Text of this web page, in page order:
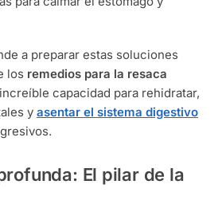
a preparar estas soluciones
los remedios para la resaca
capacidad para rehidratar,
y asentar el sistema digestivo
El pilar de la